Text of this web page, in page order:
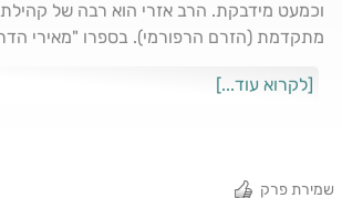
וכמעט מידבקת. הרב אזרי הוא רבה של קהילת
מתקדמת (הזרם הרפורמי). בספרו "מאירי
[לקרוא עוד...]
שמירת פרק